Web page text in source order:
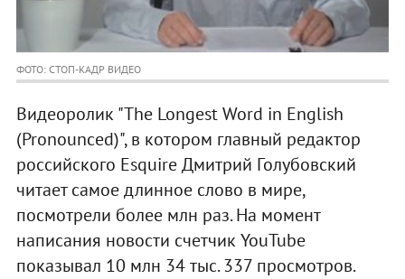
ФОТО: СТОП-КАДР ВИДЕО
Видеоролик "The Longest Word in English
(Pronounced)", в котором главный редактор
российского Esquire Дмитрий Голубовский
читает самое длинное слово в мире,
посмотрели более млн раз. На момент
написания новости счетчик YouTube
показывал 10 млн 34 тыс. 337 просмотров.